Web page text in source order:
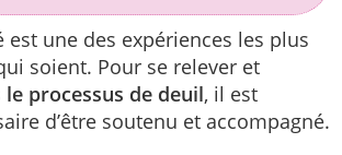
est une des expériences les plus
soient. Pour se relever et
processus de deuil, il est
d’être soutenu et accompagné.